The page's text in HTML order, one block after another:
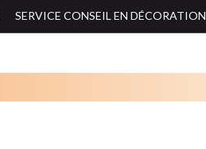
SERVICE CONSEIL EN DÉCORATION